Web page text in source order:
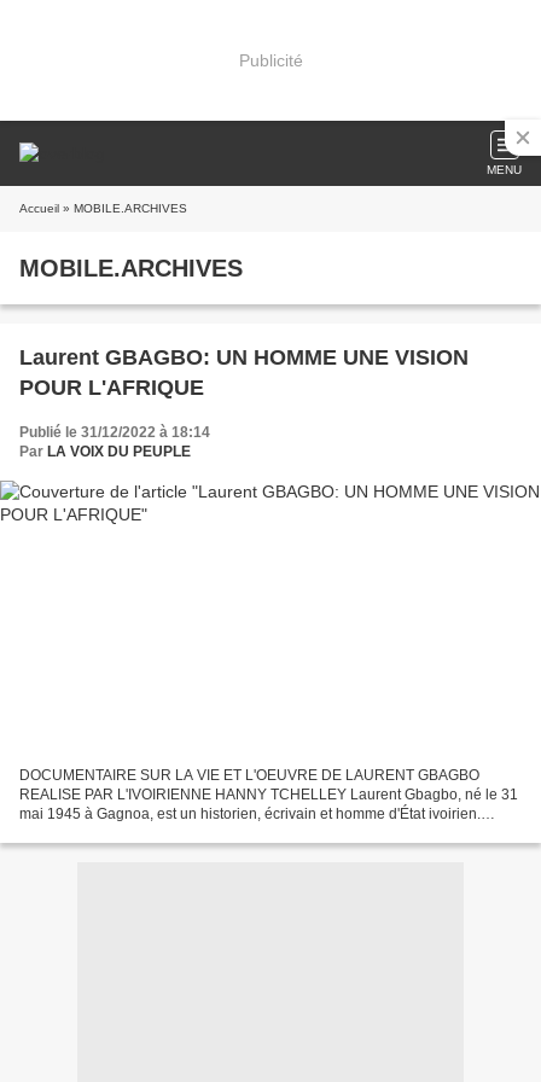
Publicité
MENU
Accueil » MOBILE.ARCHIVES
MOBILE.ARCHIVES
Laurent GBAGBO: UN HOMME UNE VISION
POUR L'AFRIQUE
Publié le 31/12/2022 à 18:14
Par LA VOIX DU PEUPLE
DOCUMENTAIRE SUR LA VIE ET L'OEUVRE DE LAURENT GBAGBO
REALISE PAR L'IVOIRIENNE HANNY TCHELLEY Laurent Gbagbo, né le 31
mai 1945 à Gagnoa, est un historien, écrivain et homme d'État ivoirien.